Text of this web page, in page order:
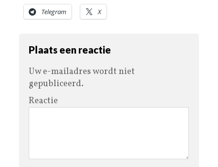
Telegram X
Plaats een reactie
Uw e-mailadres wordt niet
gepubliceerd.
Reactie